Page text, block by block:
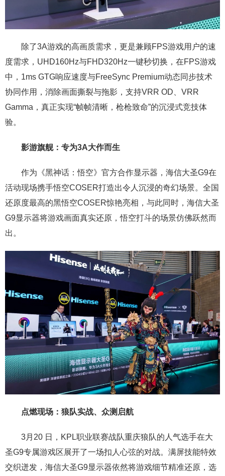
除了3A游戏的高画质需求，更是兼顾FPS游戏用户的速
度需求，UHD160Hz与FHD320Hz一键秒切换，在FPS游戏
中，1ms GTG响应速度与FreeSync Premium动态同步技术
协同作用，消除画面撕裂与拖影，支持VRR OD、VRR
Gamma，真正实现“帧帧清晰，枪枪致命”的沉浸式竞技体
验。
影游旗舰：专为3A大作而生
作为《黑神话：悟空》官方合作显示器，海信大圣G9在
活动现场携手悟空COSER打造出令人沉浸的奇幻场景。全国
还原度最高的黑悟空COSER惊艳亮相，与此同时，海信大圣
G9显示器将游戏画面真实还原，悟空打斗的场景仿佛跃然而
出。
点燃现场：狼队实战、众测启航
3月20 日，KPL职业联赛战队重庆狼队的人气选手在大
圣G9专属游戏区展开了一场扣人心弦的对战。满屏技能特效
交织迸发，海信大圣G9显示器依然将游戏细节精准还原，选